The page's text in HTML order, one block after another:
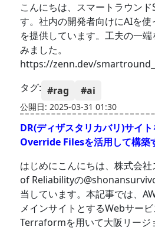
こんにちは、スマートラウン
す。社内の開発者向けにAIを
を提供しています。工夫の一
みました。
https://zenn.dev/
タグ: #rag #ai
公開日: 2025-03-31 01:30
DR(ディザスタリカバリ)サイ
Override Filesを活用して構築
はじめにこんにちは、株式会
of Reliabilityの
当しています。本記事では、
メインサイトとするWebサービ
Terraformを用いて大阪リージ